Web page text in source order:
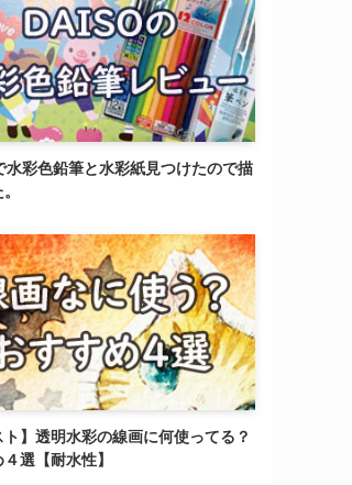
水彩色鉛筆と水彩紙見つけたので描
ト】透明水彩の線画に何使ってる？
選【耐水性】